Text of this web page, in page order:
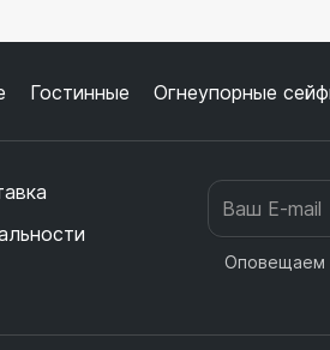
Гостинные Огнеупорные
Оповещаем